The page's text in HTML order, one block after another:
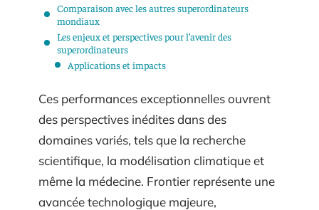
Comparaison avec les autres superordinateurs
mondiaux
Les enjeux et perspectives pour l’avenir des
superordinateurs
Applications et impacts
Ces performances exceptionnelles ouvrent
des perspectives inédites dans des
domaines variés, tels que la recherche
scientifique, la modélisation climatique et
même la médecine. Frontier représente une
avancée technologique majeure,